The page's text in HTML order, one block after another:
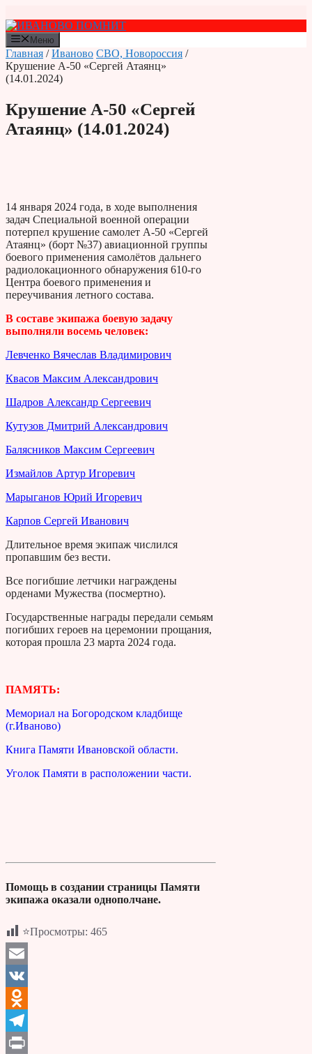
к
содержимому
Меню
Главная /Иваново СВО, Новороссия /
Крушение А-50 «Сергей Атаянц»
(14.01.2024)
Крушение А-50 «Сергей
Атаянц» (14.01.2024)
14 января 2024 года, в ходе выполнения
задач Специальной военной операции
потерпел крушение самолет А-50 «Сергей
Атаянц» (борт №37) авиационной группы
боевого применения самолётов дальнего
радиолокационного обнаружения 610-го
Центра боевого применения и
переучивания летного состава.
В составе экипажа боевую задачу
выполняли восемь человек:
Левченко Вячеслав Владимирович
Квасов Максим Александрович
Шадров Александр Сергеевич
Кутузов Дмитрий Александрович
Балясников Максим Сергеевич
Измайлов Артур Игоревич
Марыганов Юрий Игоревич
Карпов Сергей Иванович
Длительное время экипаж числился
пропавшим без вести.
Все погибшие летчики награждены
орденами Мужества (посмертно).
Государственные награды передали семьям
погибших героев на церемонии прощания,
которая прошла 23 марта 2024 года.
ПАМЯТЬ:
Мемориал на Богородском кладбище
(г.Иваново)
Книга Памяти Ивановской области.
Уголок Памяти в расположении части.
Помощь в создании страницы Памяти
экипажа оказали однополчане.
⭐Просмотры: 465
Email
VK
Odnoklassniki
Telegram